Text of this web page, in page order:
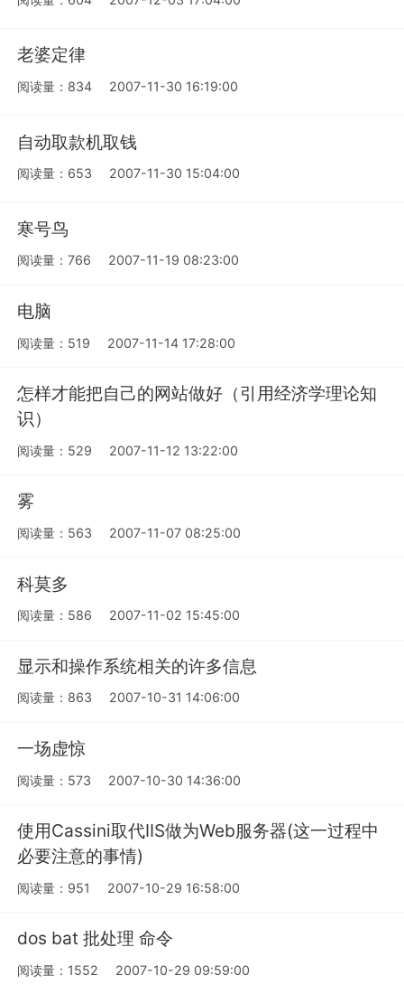
老婆定律
阅读量：834 2007-11-30 16:19:00
自动取款机取钱
阅读量：653 2007-11-30 15:04:00
寒号鸟
阅读量：766 2007-11-19 08:23:00
电脑
阅读量：519 2007-11-14 17:28:00
怎样才能把自己的网站做好（引用经济学理论知
识）
阅读量：529 2007-11-12 13:22:00
雾
阅读量：563 2007-11-07 08:25:00
科莫多
阅读量：586 2007-11-02 15:45:00
显示和操作系统相关的许多信息
阅读量：863 2007-10-31 14:06:00
一场虚惊
阅读量：573 2007-10-30 14:36:00
使用Cassini取代IIS做为Web服务器(这一过程中
必要注意的事情)
阅读量：951 2007-10-29 16:58:00
dos bat 批处理 命令
阅读量：1552 2007-10-29 09:59:00